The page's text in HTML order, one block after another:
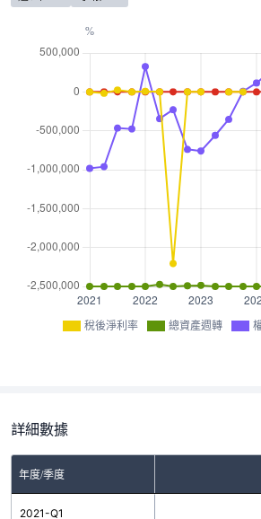
稅後淨利率 總資產週轉
詳細數據
年度/季度
2021-Q1